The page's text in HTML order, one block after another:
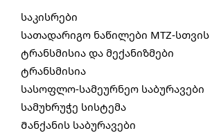
საკისრები
სათადარიგო ნაწილები MTZ-სთვის
ტრანსმისია და მექანიზმები
ტრანსმისია
სასოფლო-სამეურნეო საბურავები
სამუხრუჭე სისტემა
Მანქანის საბურავები